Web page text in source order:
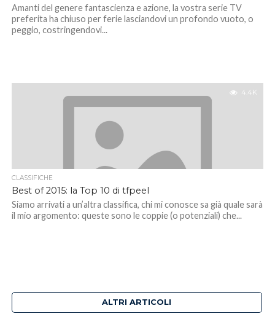
Amanti del genere fantascienza e azione, la vostra serie TV
preferita ha chiuso per ferie lasciandovi un profondo vuoto, o
peggio, costringendovi...
4.4K
CLASSIFICHE
Best of 2015: la Top 10 di tfpeel
Siamo arrivati a un’altra classifica, chi mi conosce sa già quale sarà
il mio argomento: queste sono le coppie (o potenziali) che...
ALTRI ARTICOLI